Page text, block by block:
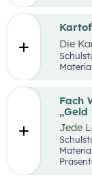
Die
am
Fach
Jede
dem